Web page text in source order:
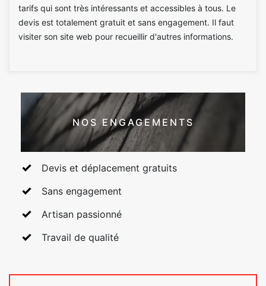
tarifs qui sont très intéressants et accessibles à tous. Le
devis est totalement gratuit et sans engagement. Il faut
visiter son site web pour recueillir d'autres informations.
NOS ENGAGEMENTS
Devis et déplacement gratuits
Sans engagement
Artisan passionné
Travail de qualité